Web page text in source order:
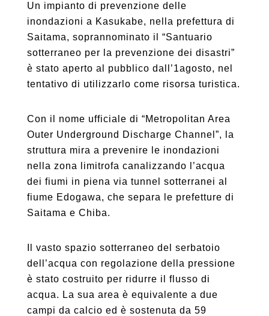
Un impianto di prevenzione delle
inondazioni a Kasukabe, nella prefettura di
Saitama, soprannominato il “Santuario
sotterraneo per la prevenzione dei disastri”
è stato aperto al pubblico dall’1agosto, nel
tentativo di utilizzarlo come risorsa turistica.
Con il nome ufficiale di “Metropolitan Area
Outer Underground Discharge Channel”, la
struttura mira a prevenire le inondazioni
nella zona limitrofa canalizzando l’acqua
dei fiumi in piena via tunnel sotterranei al
fiume Edogawa, che separa le prefetture di
Saitama e Chiba.
Il vasto spazio sotterraneo del serbatoio
dell’acqua con regolazione della pressione
è stato costruito per ridurre il flusso di
acqua. La sua area è equivalente a due
campi da calcio ed è sostenuta da 59